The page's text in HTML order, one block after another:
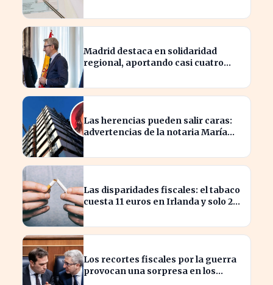
Madrid destaca en solidaridad
regional, aportando casi cuatro
Las herencias pueden salir caras:
advertencias de la notaria María
Las disparidades fiscales: el tabaco
cuesta 11 euros en Irlanda y solo 2
Los recortes fiscales por la guerra
provocan una sorpresa en los